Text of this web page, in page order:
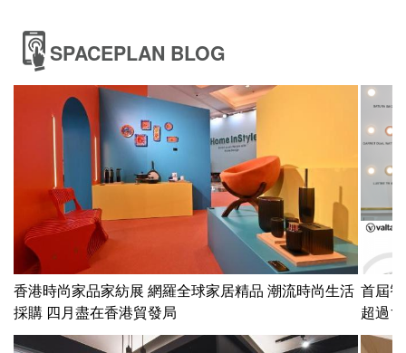
SPACEPLAN BLOG
香港時尚家品家紡展 網羅全球家居精品 潮流時尚生活
採購 四月盡在香港貿發局
首屆
超過